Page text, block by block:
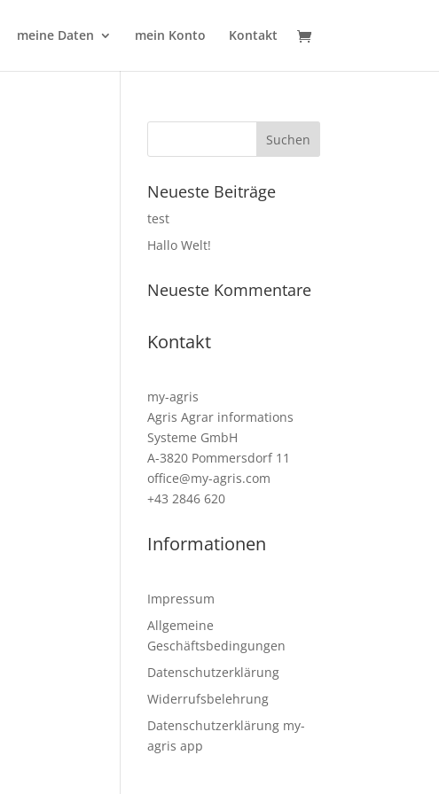
meine Daten mein Konto Kontakt
Neueste Beiträge
test
Hallo Welt!
Neueste Kommentare
Kontakt
my-agris
Agris Agrar informations
Systeme GmbH
A-3820 Pommersdorf 11
office@my-agris.com
+43 2846 620
Informationen
Impressum
Allgemeine
Geschäftsbedingungen
Datenschutzerklärung
Widerrufsbelehrung
Datenschutzerklärung my-
agris app